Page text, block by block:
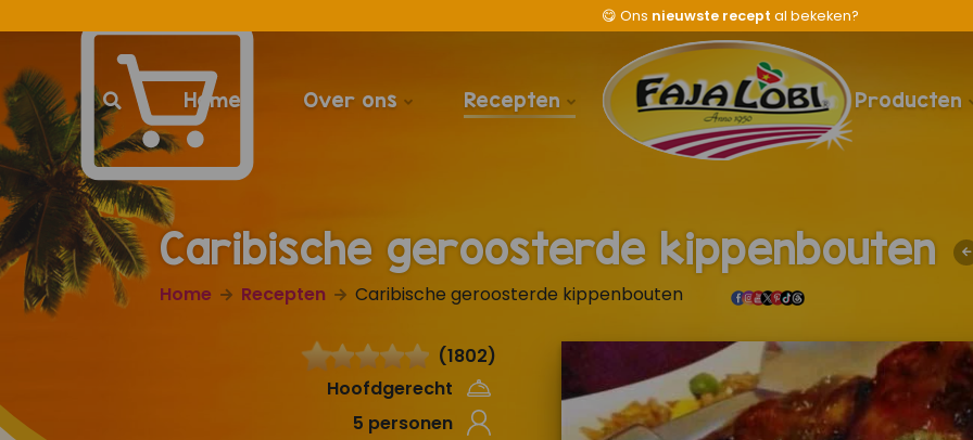
😋 Ons nieuwste recept al bekeken?
Home Over ons Recepten Producten
Caribische geroosterde kippenbouten
Home Recepten Caribische geroosterde kippenbouten
(1802)
Hoofdgerecht
5 personen